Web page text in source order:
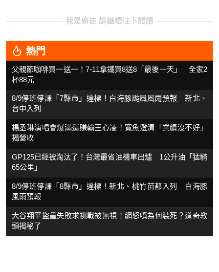
我是廣告 請繼續往下閱讀
熱門
父親節咖啡買一送一！7-11拿鐵買8送8「最後一天」 全家2
杯88元
8/9停班停課「7縣市」達標！白海豚颱風風雨預報 新北、
台中入列
楊丞琳演唱會爆滿還賺輸王心凌！寬魚澄清「業績沒不好」
揭營收
GP125已經被淘汰了！台灣最省油機車出爐 1公升油「猛騎
65公里」
8/9停班停課「8縣市」達標！新北、桃竹苗都入列 白海豚
風雨預報
大谷翔平盜壘失敗求挑戰被無視！網怒噴為何裝死？道奇教
頭揭秘了